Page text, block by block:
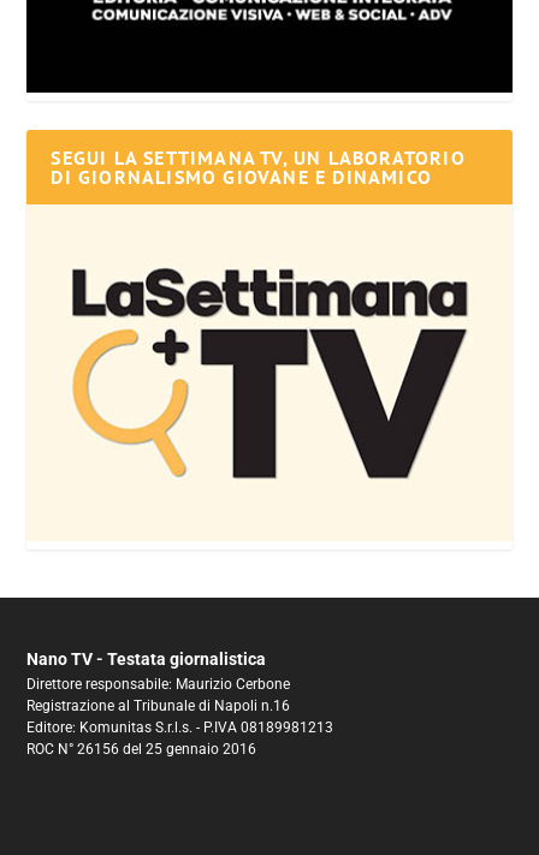
SEGUI LA SETTIMANA TV, UN LABORATORIO
DI GIORNALISMO GIOVANE E DINAMICO
Nano TV - Testata giornalistica
Direttore responsabile: Maurizio Cerbone
Registrazione al Tribunale di Napoli n.16
Editore: Komunitas S.r.l.s. - P.IVA 08189981213
ROC N° 26156 del 25 gennaio 2016